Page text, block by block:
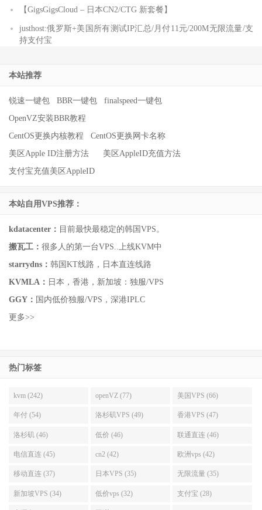
【GigsGigsCloud – 日本CN2/CTG 新套餐】
justhost:俄罗斯+美国所有测试IP汇总/月付11元/200M无限流量/支
持支付宝
本站推荐
锐速一键包 BBR一键包
finalspeed一键包
OpenVZ安装BBR教程
CentOS更换内核教程
CentOS更换网卡名称
美区Apple ID注册方法
美区AppleID充值方法
支付宝充值美区AppleID
本站自用VPS推荐：
kdatacenter： 目前最快最稳定的韩国VPS。
搬瓦工： 很多人的第一台VPS..上线KVM中
starrydns： 韩国KT线路，日本直连线路
KVMLA： 日本，香港，新加坡：独服/VPS
GGY： 国内低价独服/VPS，深港IPLC
更多>>
热门标签
kvm (242) openVZ (77) 美国VPS (66)
年付 (54) 洛杉矶VPS (49) 香港VPS (47)
洛杉矶 (46) 低价 (46) 联通直连 (46)
电信直连 (45) cn2 (42) 欧洲vps (42)
移动直连 (37) 日本VPS (35) 无限流量 (35)
新加坡VPS (34) 低价vps (32) 支付宝 (28)